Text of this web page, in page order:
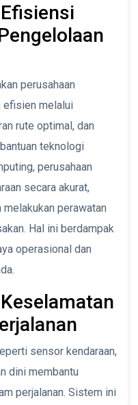
perusahaan
efisien melalui
rute optimal, dan
teknologi
perusahaan
secara akurat,
perawatan
Hal ini berdampak
operasional dan
sensor kendaraan,
dini membantu
perjalanan. Sistem ini